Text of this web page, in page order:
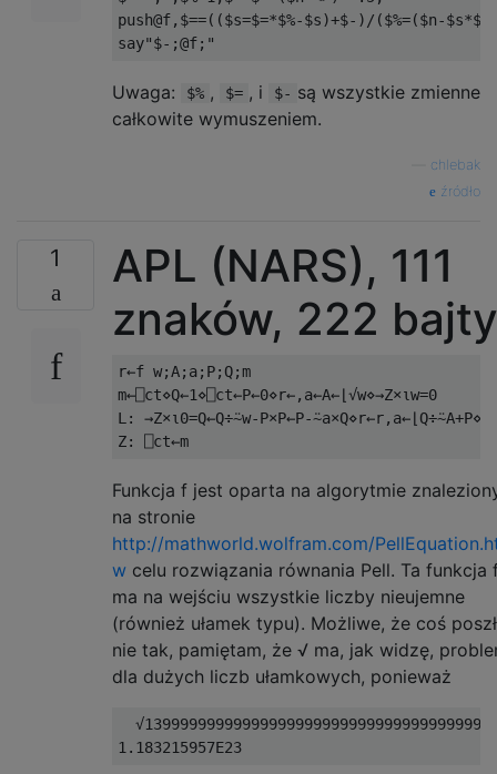
push@f,$==(($s=$=*$%-$s)+$-)/($%=($n-
Uwaga: $% , $= , i $- są wszystkie zmienne
całkowite wymuszeniem.
chlebak
źródło
1
APL (NARS), 111
znaków, 222 bajty
r←f w;A;a;P;Q;m
m←⎕ct⋄Q←1⋄⎕ct←P←0⋄r←,a←A←⌊√w⋄→Z×⍳w=0
L: →Z×⍳0=Q←Q÷⍨w-P×P←P-
Funkcja f jest oparta na algorytmie
na stronie
http://mathworld.wolfram.com/
w celu rozwiązania równania Pell. Ta funkcja
ma na wejściu wszystkie liczby nieujemne
(również ułamek typu). Możliwe, że coś
nie tak, pamiętam, że √ ma, jak widzę,
dla dużych liczb ułamkowych, ponieważ